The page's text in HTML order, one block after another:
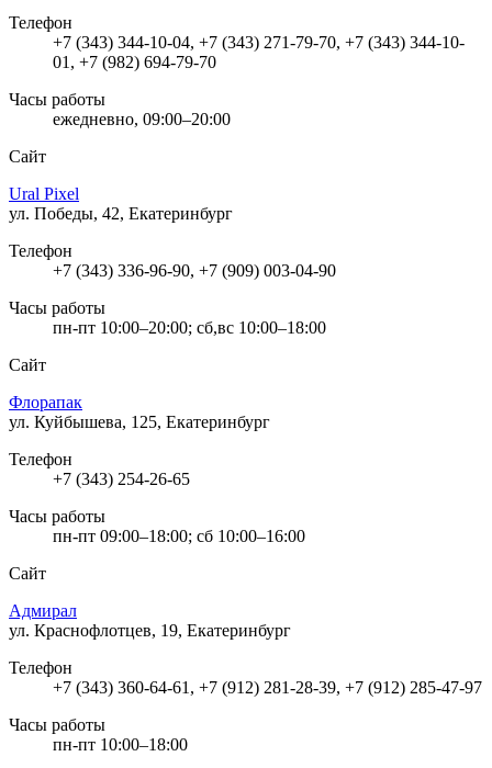
Телефон
+7 (343) 344-10-04, +7 (343) 271-79-70, +7 (343) 344-10-
01, +7 (982) 694-79-70
Часы работы
ежедневно, 09:00–20:00
Сайт
Ural Pixel
ул. Победы, 42, Екатеринбург
Телефон
+7 (343) 336-96-90, +7 (909) 003-04-90
Часы работы
пн-пт 10:00–20:00; сб,вс 10:00–18:00
Сайт
Флорапак
ул. Куйбышева, 125, Екатеринбург
Телефон
+7 (343) 254-26-65
Часы работы
пн-пт 09:00–18:00; сб 10:00–16:00
Сайт
Адмирал
ул. Краснофлотцев, 19, Екатеринбург
Телефон
+7 (343) 360-64-61, +7 (912) 281-28-39, +7 (912) 285-47-97
Часы работы
пн-пт 10:00–18:00